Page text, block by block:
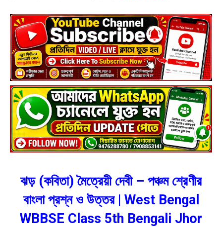
ঝড় (কবিতা) মৈত্রেয়ী দেবী – পঞ্চম শ্রেণীর
বাংলা প্রশ্ন ও উত্তর | West Bengal
WBBSE Class 5th Bengali Jhor